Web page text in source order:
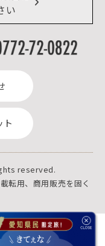
い
ト
reserved.
転用、商用販売を固く